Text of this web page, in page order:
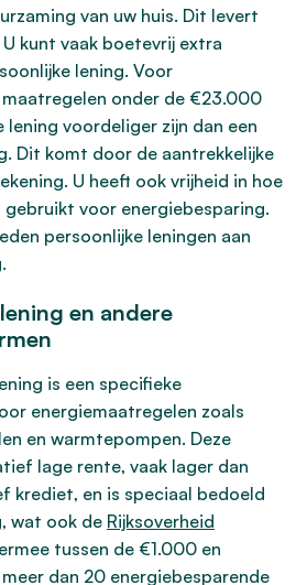
van uw huis. Dit levert
kunt vaak boetevrij extra
lening. Voor
onder de €23.000
lening voordeliger zijn dan een
Dit komt door de aantrekkelijke
U heeft ook vrijheid in hoe
gebruikt voor energiebesparing.
persoonlijke leningen aan
en andere
is een specifieke
energiemaatregelen zoals
en warmtepompen. Deze
lage rente, vaak lager dan
krediet, en is speciaal bedoeld
wat ook de Rijksoverheid
tussen de €1.000 en
dan 20 energiebesparende